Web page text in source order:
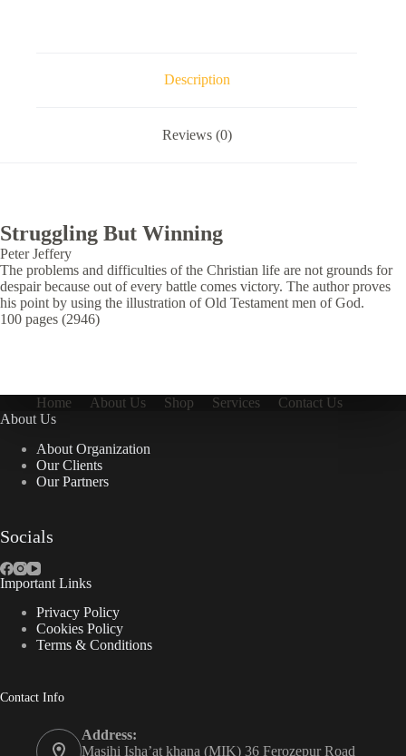
Description
Reviews (0)
Struggling But Winning
Peter Jeffery
The problems and difficulties of the Christian life are not grounds for
despair because out of every battle comes victory. The author proves
his point by using the illustration of Old Testament men of God.
100 pages (2946)
Home About Us Shop Services
Contact Us
About Us
About Organization
Our Clients
Our Partners
Socials
Important Links
Privacy Policy
Cookies Policy
Terms & Conditions
Contact Info
Address:
Masihi Isha’at khana (MIK) 36 Ferozepur Road